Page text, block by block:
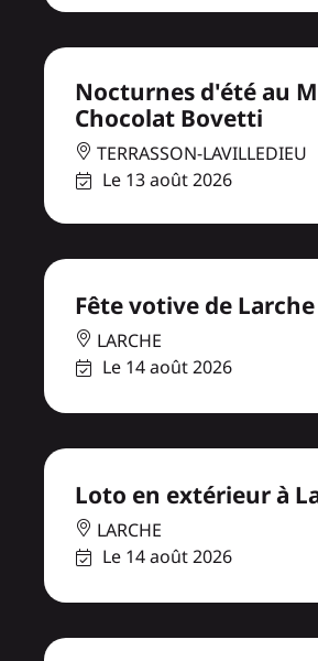
Nocturnes d'été au
Chocolat Bovetti
TERRASSON-LAVILLEDIEU
Le 13 août 2026
Fête votive de Larche
LARCHE
Le 14 août 2026
Loto en extérieur à
LARCHE
Le 14 août 2026